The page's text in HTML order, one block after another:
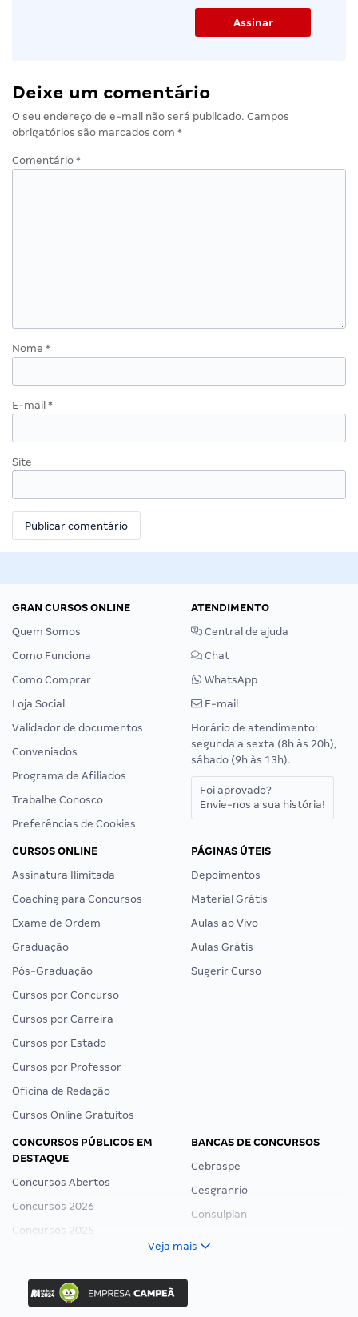
Deixe um comentário
O seu endereço de e-mail não será publicado. Campos
obrigatórios são marcados com *
Comentário *
Nome *
E-mail *
Site
GRAN CURSOS ONLINE
Quem Somos
Como Funciona
Como Comprar
Loja Social
Validador de documentos
Conveniados
Programa de Afiliados
Trabalhe Conosco
Preferências de Cookies
ATENDIMENTO
Central de ajuda
Chat
WhatsApp
E-mail
Horário de atendimento:
segunda a sexta (8h às 20h),
sábado (9h às 13h).
Foi aprovado?
Envie-nos a sua história!
CURSOS ONLINE
Assinatura Ilimitada
Coaching para Concursos
Exame de Ordem
Graduação
Pós-Graduação
Cursos por Concurso
Cursos por Carreira
Cursos por Estado
Cursos por Professor
Oficina de Redação
Cursos Online Gratuitos
PÁGINAS ÚTEIS
Depoimentos
Material Grátis
Aulas ao Vivo
Aulas Grátis
Sugerir Curso
CONCURSOS PÚBLICOS EM
DESTAQUE
Concursos Abertos
Concursos 2026
Concursos 2025
Concurso Ibama
Concurso MPU
BANCAS DE CONCURSOS
Cebraspe
Cesgranrio
Consulplan
Veja mais